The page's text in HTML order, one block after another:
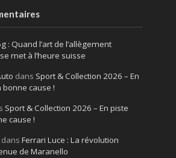
: Quand l’art de l’allègement
met à l’heure suisse
dans Sport & Collection 2026 – En
cause !
Sport & Collection 2026 – En piste
cause !
dans Ferrari Luce : La révolution
de Maranello